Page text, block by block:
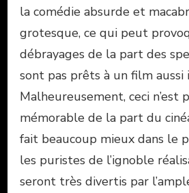
la comédie absurde et
grotesque, ce qui peut
débrayages de la part des
sont pas prêts à un film aussi
Malheureusement, ceci n’est
mémorable de la part du
fait beaucoup mieux dans le
les puristes de l’ignoble
seront très divertis par